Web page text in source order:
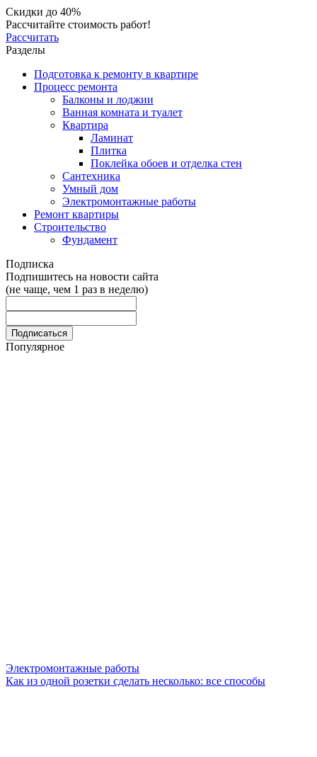
Скидки до 40%
Рассчитайте стоимость работ!
Рассчитать
Разделы
Подготовка к ремонту в квартире
Процесс ремонта
Балконы и лоджии
Ванная комната и туалет
Квартира
Ламинат
Плитка
Поклейка обоев и отделка стен
Сантехника
Умный дом
Электромонтажные работы
Ремонт квартиры
Строительство
Фундамент
Подписка
Подпишитесь на новости сайта
(не чаще, чем 1 раз в неделю)
Популярное
Электромонтажные работы
Как из одной розетки сделать несколько: все способы